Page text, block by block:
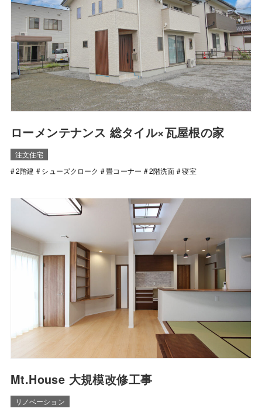
ローメンテナンス 総タイル×瓦屋根の家
注文住宅
2階建
シューズクローク 畳コーナー 2階洗面 寝室
Mt.House 大規模改修工事
リノベーション